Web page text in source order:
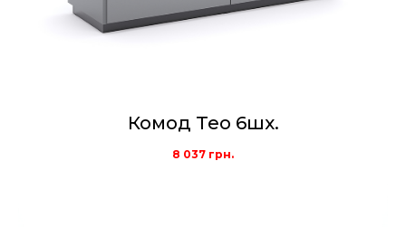
Комод Тео 6шх.
8 037 грн.